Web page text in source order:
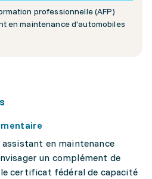
professionnelle (AFP)
en maintenance d'automobiles
en maintenance
un complément de
certificat fédéral de capacité